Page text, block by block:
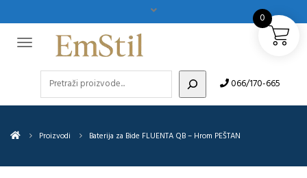
066/170-665
Proizvodi Baterija za Bide FLUENTA QB – Hrom PEŠTAN
0